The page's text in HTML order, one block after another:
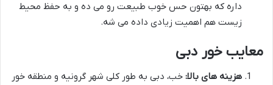
داره که بهتون حس خوب طبیعت رو می ده و به حفظ محیط
زیست هم اهمیت زیادی داده می شه.
معایب خور دبی
هزینه های بالا: خب، دبی به طور کلی شهر گرونیه و منطقه خور